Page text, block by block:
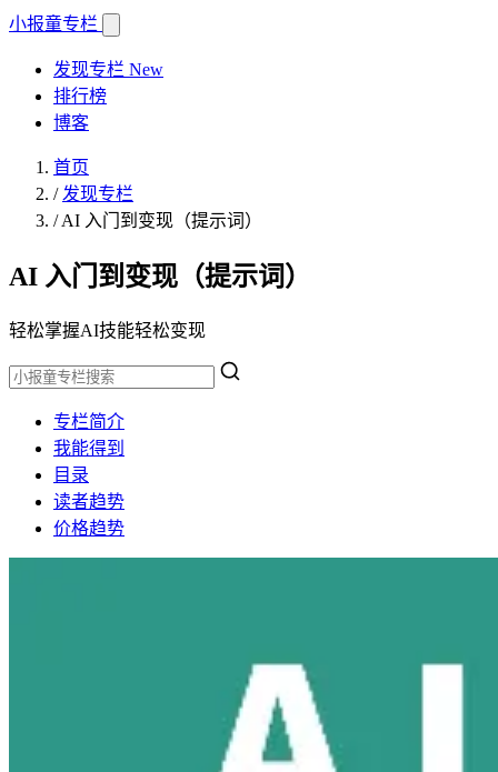
小报童专栏
发现专栏 New
排行榜
博客
首页
/ 发现专栏
/AI 入门到变现（提示词）
AI 入门到变现（提示词）
轻松掌握AI技能轻松变现
专栏简介
我能得到
目录
读者趋势
价格趋势